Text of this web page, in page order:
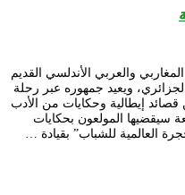
والعربي الأندلسي القديم
ويعيد جمهوره عبر رحلة
إيطالية وحكايات من الأدب
سيقضيها المولعون بحكايات
العالمية للشباب” بقيادة …